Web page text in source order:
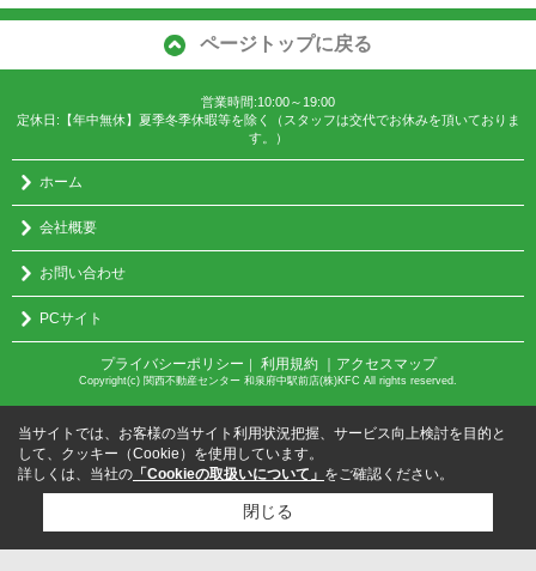
ページトップに戻る
営業時間:10:00～19:00
定休日:【年中無休】夏季冬季休暇等を除く（スタッフは交代でお休みを頂いておりま
す。）
ホーム
会社概要
お問い合わせ
PCサイト
プライバシーポリシー ｜ 利用規約 ｜アクセスマップ
Copyright(c) 関西不動産センター 和泉府中駅前店(株)KFC All rights reserved.
当サイトでは、お客様の当サイト利用状況把握、サービス向上検討を目的と
して、クッキー（Cookie）を使用しています。
詳しくは、当社の 「Cookieの取扱いについて」 をご確認ください。
閉じる